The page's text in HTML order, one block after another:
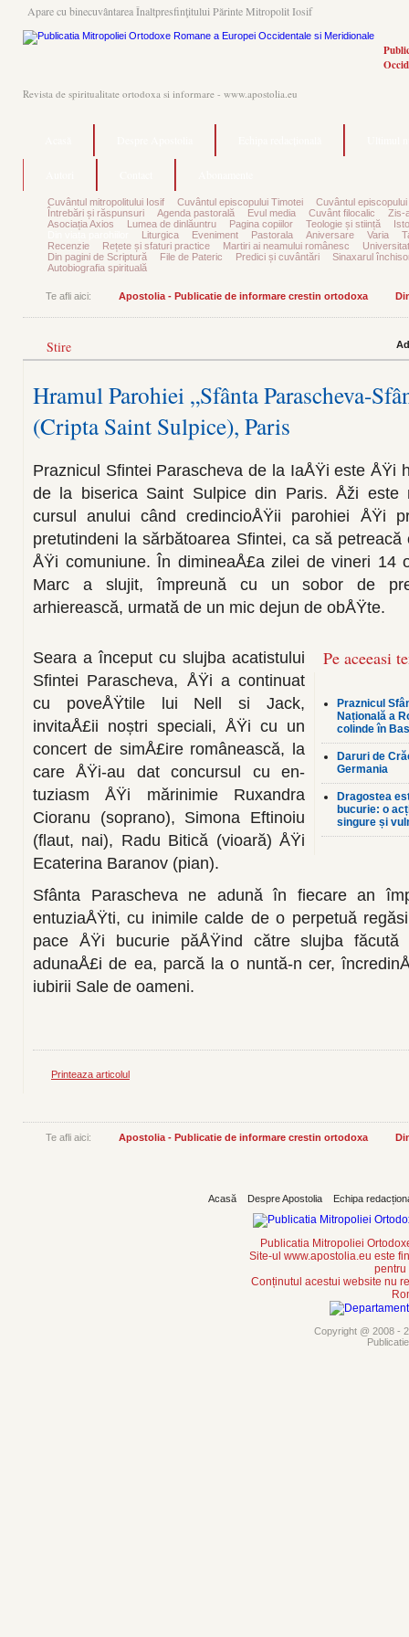
Apare cu binecuvântarea Înaltpresfinţitului Părinte Mitropolit Iosif
Revista de spiritualitate ortodoxa si informare - www.apostolia.eu
Cuvântul mitropolitului Iosif Cuvântul episcopului Timotei
Cuvântul episcopului
Întrebări și răspunsuri
Agenda pastorală Evul media Cuvânt filocalic
Zis-
Asociația Axios
Lumea de dinlăuntru Pagina copiilor Teologie și stiință
Liturgica Eveniment Pastorala Aniversare Varia
Recenzie
Rețete și sfaturi practice Martiri ai neamului românesc
Din pagini de Scriptură
File de Pateric Predici și cuvântări
Sinaxarul
Autobiografia spirituală
Te afli aici: Apostolia - Publicatie de informare crestin ortodoxa
Stire
Hramul Parohiei „Sfânta Parascheva-
(Cripta Saint Sulpice), Paris
Praznicul Sfintei Parascheva de la IaÅŸi este ÅŸi
de la bi­serica Saint Sulpice din Paris. Åži este
cursul anului când credincioÅŸii parohiei ÅŸi
pretutindeni la sărbătoa­rea Sfintei, ca să
ÅŸi comuniune. În dimineaÅ£a zilei de vineri 14
Marc a slujit, împreună cu un sobor de
arhierească, urmată de un mic dejun de obÅŸte.
Pe aceeasi
Praznicul
Națională a
colinde în
Daruri de
Germania
Dragostea
bucurie: o
singure și
Seara a început cu slujba acatistului
Sfintei Parascheva, ÅŸi a continuat
cu poveÅŸtile lui Nell si Jack,
invitaÅ£ii noștri speciali, ÅŸi cu un
concert de simÅ£ire românească, la
care ÅŸi-au dat concursul cu en­
tuziasm ÅŸi mărinimie Ruxandra
Cioranu (soprano), Simona Eftinoiu
(flaut, nai), Radu Bitică (vioară) ÅŸi
Ecaterina Baranov (pian).
Sfânta Parascheva ne adună în fiecare an
entuziaÅŸti, cu inimile calde de o perpetuă
pace ÅŸi bucurie păÅŸind către slujba
adunaÅ£i de ea, parcă la o nuntă-n cer,
iubirii Sale de oameni.
Printeaza articolul
Te afli aici: Apostolia - Publicatie de informare crestin ortodoxa
Acasă Despre Apostolia Echipa
Publicatia Mitropoliei
Site-ul www.apostolia.eu este
pentru
Conținutul acestui website nu
Copyright @ 2008 -